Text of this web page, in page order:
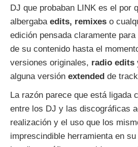
DJ que probaban LINK es el por
albergaba edits, remixes o
edición pensada claramente
de su contenido hasta el
versiones originales, radio edits
alguna versión extended de
La razón parece que está ligada
entre los DJ y las discográficas
realización y el uso que los
imprescindible herramienta en